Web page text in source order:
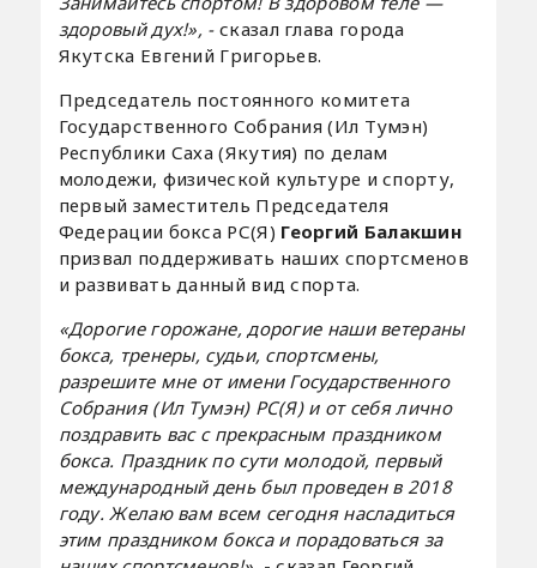
здоровый дух!», -сказал глава города
Якутска Евгений Григорьев.
Председатель постоянного комитета
Государственного Собрания (Ил Тумэн)
Республики Саха (Якутия) по делам
молодежи, физической культуре и спорту,
первый заместитель Председателя
Федерации бокса РС(Я) Георгий Балакшин
призвал поддерживать наших спортсменов
и развивать данный вид спорта.
«Дорогие горожане, дорогие наши ветераны
бокса, тренеры, судьи, спортсмены,
разрешите мне от имени Государственного
Собрания (Ил Тумэн) РС(Я) и от себя лично
поздравить вас с прекрасным праздником
бокса. Праздник по сути молодой, первый
международный день был проведен в 2018
году. Желаю вам всем сегодня насладиться
этим праздником бокса и порадоваться за